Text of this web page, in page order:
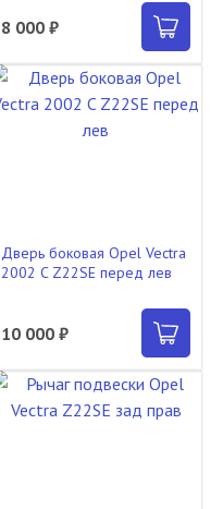
8 000 ₽
Дверь боковая Opel Vectra
2002 C Z22SE перед лев
10 000 ₽